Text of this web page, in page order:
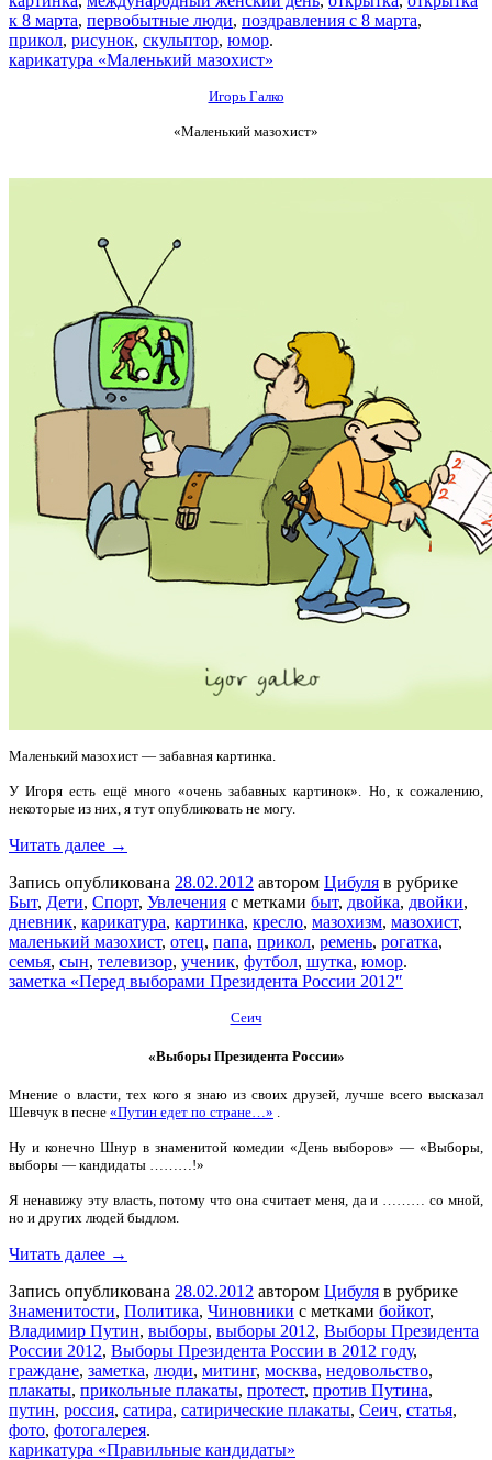
к 8 марта, первобытные люди, поздравления с 8 марта,
прикол, рисунок, скульптор, юмор.
карикатура «Маленький мазохист»
Игорь Галко
«Маленький мазохист»
Маленький мазохист — забавная картинка.
У Игоря есть ещё много «очень забавных картинок». Но, к сожалению,
некоторые из них, я тут опубликовать не могу.
Читать далее →
Запись опубликована 28.02.2012 автором Цибуля в рубрике
Быт, Дети, Спорт, Увлечения с метками быт, двойка, двойки,
дневник, карикатура, картинка, кресло, мазохизм, мазохист,
маленький мазохист, отец, папа, прикол, ремень, рогатка,
семья, сын, телевизор, ученик, футбол, шутка, юмор.
заметка «Перед выборами Президента России 2012″
Сеич
«Выборы Президента России»
Мнение о власти, тех кого я знаю из своих друзей, лучше всего высказал
Шевчук в песне «Путин едет по стране…»
Ну и конечно Шнур в знаменитой комедии «День выборов» — «Выборы,
выборы — кандидаты ………!»
Я ненавижу эту власть, потому что она считает меня, да и ……… со мной,
но и других людей быдлом.
Читать далее →
Запись опубликована 28.02.2012 автором Цибуля в рубрике
Знаменитости, Политика, Чиновники с метками бойкот,
Владимир Путин, выборы, выборы 2012, Выборы Президента
России 2012, Выборы Президента России в 2012 году,
граждане, заметка, люди, митинг, москва, недовольство,
плакаты, прикольные плакаты, протест, против Путина,
путин, россия, сатира, сатирические плакаты, Сеич, статья,
фото, фотогалерея.
карикатура «Правильные кандидаты»